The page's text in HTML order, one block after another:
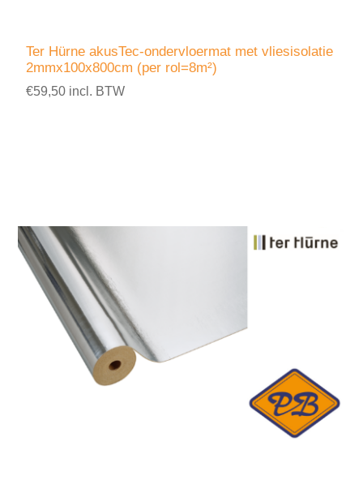
Ter Hürne akusTec-ondervloermat met vliesisolatie
2mmx100x800cm (per rol=8m²)
€59,50 incl. BTW